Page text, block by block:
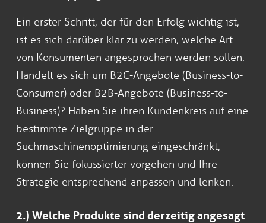
Ein erster Schritt, der für den Erfolg wichtig ist,
ist es sich darüber klar zu werden, welche Art
von Konsumenten angesprochen werden sollen.
Handelt es sich um B2C-Angebote (Business-to-
Consumer) oder B2B-Angebote (Business-to-
Business)? Haben Sie ihren Kundenkreis auf eine
bestimmte Zielgruppe in der
Suchmaschinenoptimierung eingeschränkt,
können Sie fokussierter vorgehen und Ihre
Strategie entsprechend anpassen und lenken.
2.) Welche Produkte sind derzeitig angesagt